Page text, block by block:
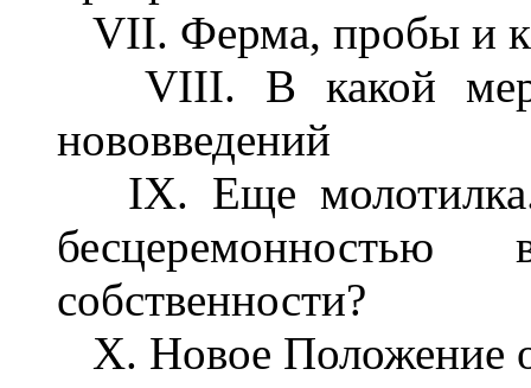
VII. Ферма, пробы и
VIII. В какой мере
нововведений
IX. Еще молотилка.
собственности?
X. Новое Положение